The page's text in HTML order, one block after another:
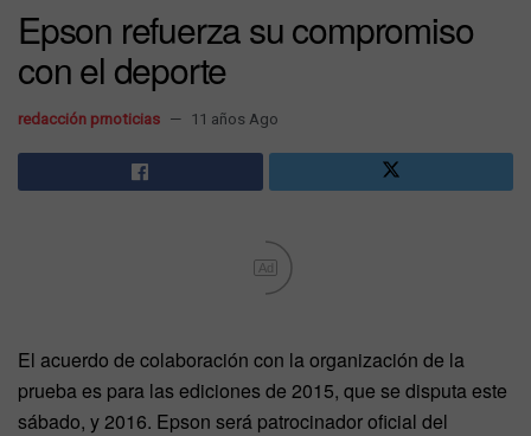
Epson refuerza su compromiso
con el deporte
redacción prnoticias 11 años Ago
Ad
El acuerdo de colaboración con la organización de la
prueba es para las ediciones de 2015, que se disputa este
sábado, y 2016. Epson será patrocinador oficial del